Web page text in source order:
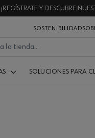
¡REGÍSTRATE Y DESCUBRE
SOSTENIBILIDAD
SOLUCIONES PARA